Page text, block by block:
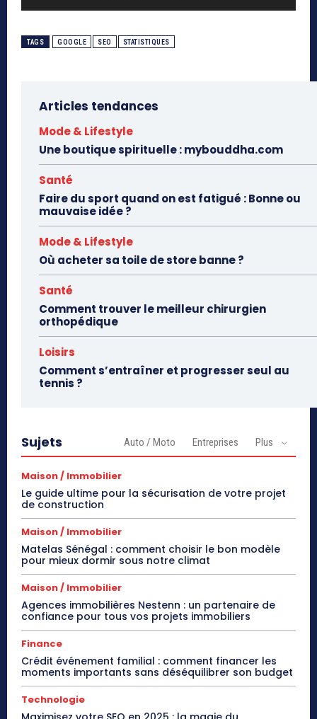
TAGS GOOGLE SEO STATISTIQUES
Articles tendances
Mode & Lifestyle
Une boutique spirituelle : mybouddha.com
Santé
Faire du sport quand on est fatigué : Bonne ou
mauvaise idée ?
Mode & Lifestyle
Où acheter sa toile de store banne ?
Santé
Comment trouver le meilleur chirurgien
orthopédique
Loisirs
Comment s’entraîner et progresser seul au
tennis ?
Sujets Auto / Moto Entreprises Plus
Maison / Immobilier
Le guide ultime pour la sécurisation de votre projet
de construction
Maison / Immobilier
Matelas Sénégal : comment choisir le bon modèle
pour mieux dormir sous notre climat
Maison / Immobilier
Agences immobilières Nestenn : un partenaire de
confiance pour tous vos projets immobiliers
Finance
Crédit événement familial : comment financer les
moments importants sans déséquilibrer son budget
Technologie